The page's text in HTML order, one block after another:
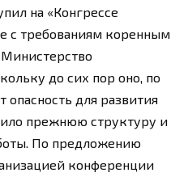
на «Конгрессе
с требованиям коренным
до сих пор оно, по
опасность для развития
прежнюю структуру и
По предложению
конференции